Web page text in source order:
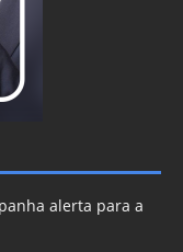
alerta para a